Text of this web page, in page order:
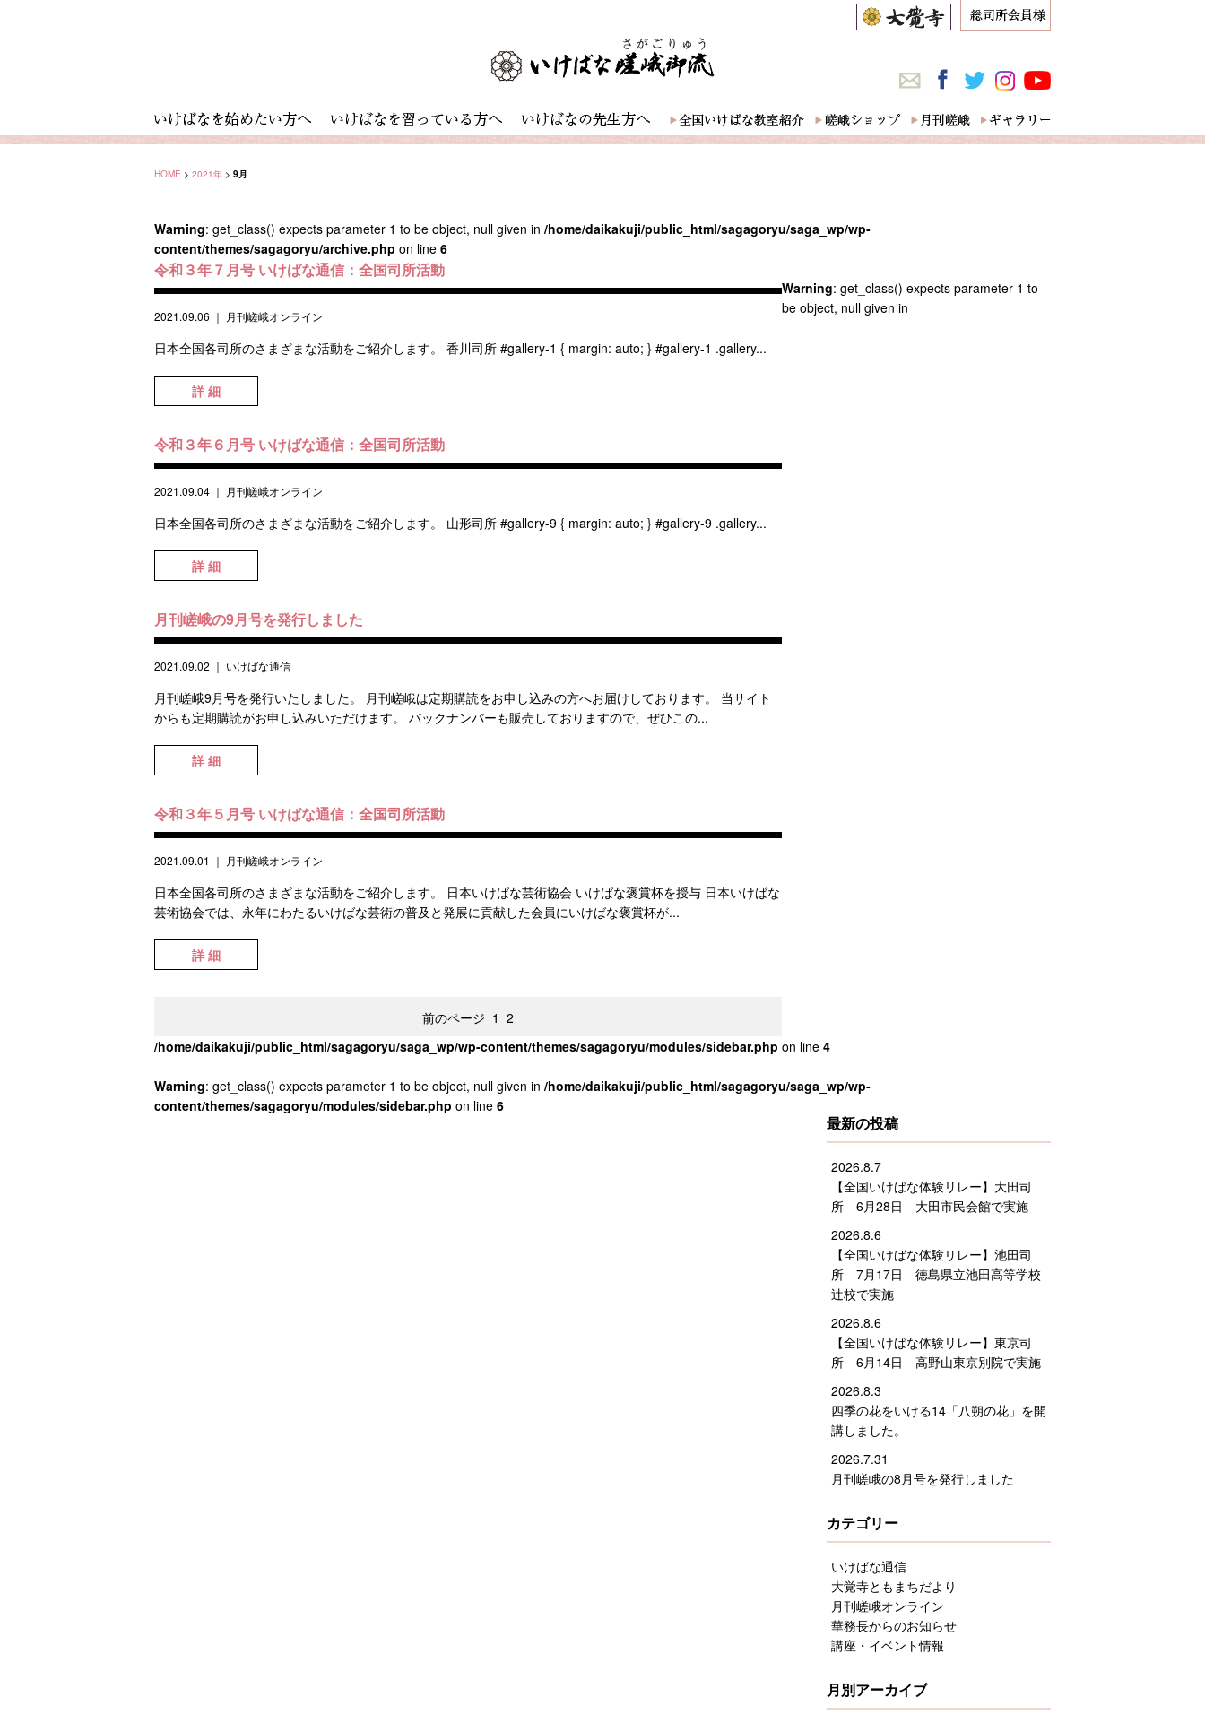
HOME > 2021年 > 9月
Warning: get_class() expects parameter 1 to be object, null given in /home/daikakuji/public_html/sagagoryu/saga_wp/wp-
content/themes/sagagoryu/archive.php on line 6
令和３年７月号 いけばな通信：全国司所活動
2021.09.06 ｜ 月刊嵯峨オンライン
日本全国各司所のさまざまな活動をご紹介します。 香川司所 #gallery-1 { margin: auto; } #gallery-1 .gallery...
詳 細
令和３年６月号 いけばな通信：全国司所活動
2021.09.04 ｜ 月刊嵯峨オンライン
日本全国各司所のさまざまな活動をご紹介します。 山形司所 #gallery-9 { margin: auto; } #gallery-9 .gallery...
詳 細
月刊嵯峨の9月号を発行しました
2021.09.02 ｜ いけばな通信
月刊嵯峨9月号を発行いたしました。 月刊嵯峨は定期購読をお申し込みの方へお届けしております。 当サイト
からも定期購読がお申し込みいただけます。 バックナンバーも販売しておりますので、ぜひこの...
詳 細
令和３年５月号 いけばな通信：全国司所活動
2021.09.01 ｜ 月刊嵯峨オンライン
日本全国各司所のさまざまな活動をご紹介します。 日本いけばな芸術協会 いけばな褒賞杯を授与 日本いけばな
芸術協会では、永年にわたるいけばな芸術の普及と発展に貢献した会員にいけばな褒賞杯が...
詳 細
前のページ 1 2
Warning: get_class() expects parameter 1 to
be object, null given in
/home/daikakuji/public_html/sagagoryu/saga_wp/wp-content/themes/sagagoryu/modules/sidebar.php on line 4
Warning: get_class() expects parameter 1 to be object, null given in /home/daikakuji/public_html/sagagoryu/saga_wp/wp-
content/themes/sagagoryu/modules/sidebar.php on line 6
最新の投稿
2026.8.7
【全国いけばな体験リレー】大田司
所 6月28日 大田市民会館で実施
2026.8.6
【全国いけばな体験リレー】池田司
所 7月17日 徳島県立池田高等学校
辻校で実施
2026.8.6
【全国いけばな体験リレー】東京司
所 6月14日 高野山東京別院で実施
2026.8.3
四季の花をいける14「八朔の花」を開
講しました。
2026.7.31
月刊嵯峨の8月号を発行しました
カテゴリー
いけばな通信
大覚寺ともまちだより
月刊嵯峨オンライン
華務長からのお知らせ
講座・イベント情報
月別アーカイブ